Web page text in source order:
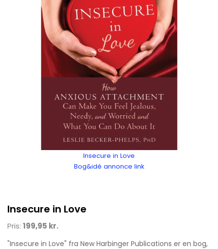
Insecure in Love
Bog&idé annonce link
Insecure in Love
Pris: 199,95 kr.
"Insecure in Love" fra New Harbinger Publications er en bog,